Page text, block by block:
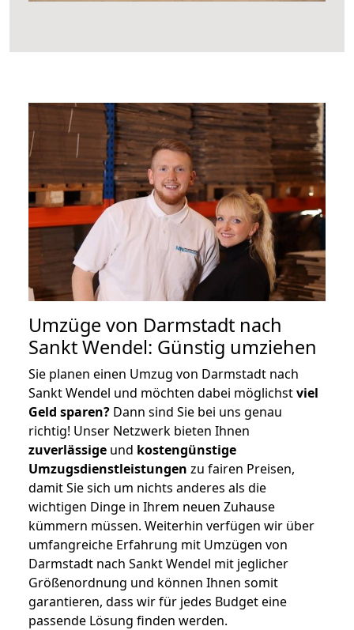
Umzüge von Darmstadt nach
Sankt Wendel: Günstig umziehen
Sie planen einen Umzug von Darmstadt nach
Sankt Wendel und möchten dabei möglichstviel
Geld sparen? Dann sind Sie bei uns genau
richtig! Unser Netzwerk bieten Ihnen
zuverlässige und kostengünstige
Umzugsdienstleistungen zu fairen Preisen,
damit Sie sich um nichts anderes als die
wichtigen Dinge in Ihrem neuen Zuhause
kümmern müssen. Weiterhin verfügen wir über
umfangreiche Erfahrung mit Umzügen von
Darmstadt nach Sankt Wendel mit jeglicher
Größenordnung und können Ihnen somit
garantieren, dass wir für jedes Budget eine
passende Lösung finden werden.